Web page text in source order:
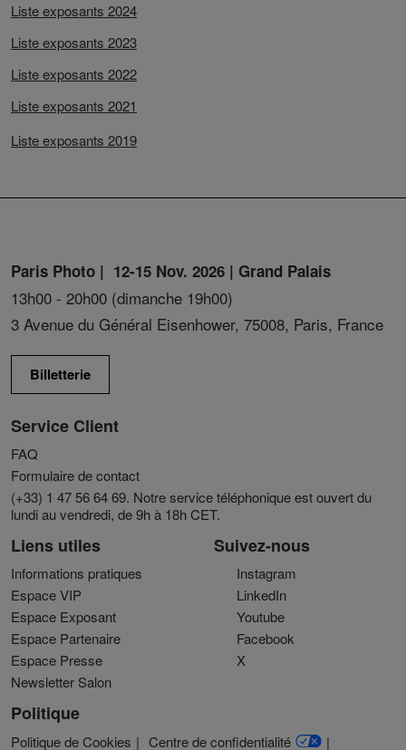
Liste exposants 2024
Liste exposants 2023
Liste exposants 2022
Liste exposants 2021
Liste exposants 2019
Paris Photo | 12-15 Nov. 2026 | Grand Palais
13h00 - 20h00 (dimanche 19h00)
3 Avenue du Général Eisenhower, 75008, Paris, France
Billetterie
Service Client
FAQ
Formulaire de contact
(+33) 1 47 56 64 69. Notre service téléphonique est ouvert du
lundi au vendredi, de 9h à 18h CET.
Liens utiles
Informations pratiques
Espace VIP
Espace Exposant
Espace Partenaire
Espace Presse
Newsletter Salon
Suivez-nous
Instagram
LinkedIn
Youtube
Facebook
X
Politique
Politique de Cookies Centre de confidentialité